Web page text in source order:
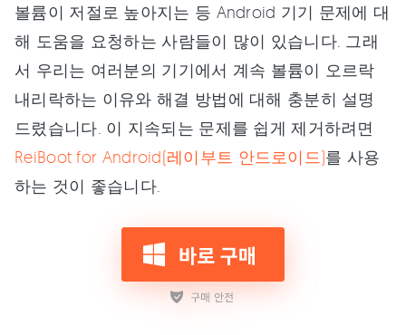
볼륨이 저절로 높아지는 등 Android 기기 문제에 대
해 도움을 요청하는 사람들이 많이 있습니다. 그래
서 우리는 여러분의 기기에서 계속 볼륨이 오르락
내리락하는 이유와 해결 방법에 대해 충분히 설명
드렸습니다. 이 지속되는 문제를 쉽게 제거하려면
ReiBoot for Android(레이부트 안드로이드)를 사용
하는 것이 좋습니다.